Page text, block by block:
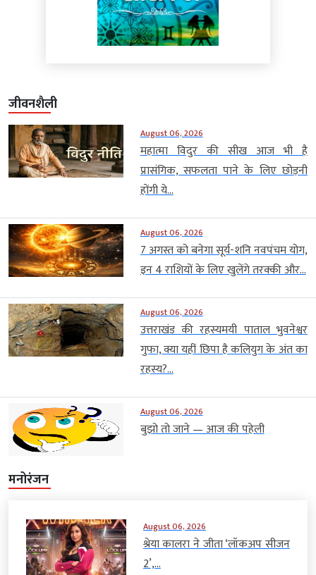
जीवनशैली
August 06, 2026
महात्मा विदुर की सीख आज भी है
प्रासंगिक, सफलता पाने के लिए छोड़नी
होंगी ये...
August 06, 2026
7 अगस्त को बनेगा सूर्य-शनि नवपंचम योग,
इन 4 राशियों के लिए खुलेंगे तरक्की और...
August 06, 2026
उत्तराखंड की रहस्यमयी पाताल भुवनेश्वर
गुफा, क्या यहीं छिपा है कलियुग के अंत का
रहस्य?...
August 06, 2026
बुझो तो जाने — आज की पहेली
मनोरंजन
August 06, 2026
श्रेया कालरा ने जीता ‘लॉकअप सीजन
2’,...